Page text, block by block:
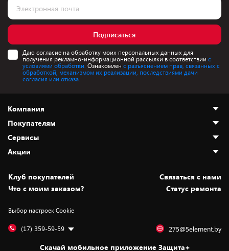
Подписаться
Даю согласие на обработку моих персональных данных для
получения рекламно-информационной рассылки в соответствии с
условиями обработки. Ознакомлен с разъяснением прав, связанных с
обработкой, механизмом их реализации, последствиями дачи
согласия или отказа.
Компания
О нас
Адреса магазинов
Новости
Статьи и обзоры
Вакансии
Дай пять добру!
Покупателям
Как сделать заказ
Оплата и доставка
Безналичный расчёт
Обмен и возврат товара
Обработка персональных данных
Подарочные карты
Сервисы
Установка техники
Для игровых консолей
Для мобильных устройств
Для компьютеров
Акции
Скидки и промокоды
Белорусские товары
Бонусы
Оплата частями
Клуб покупателей
Cвязаться с нами
Что с моим заказом?
Статус ремонта
Выбор настроек Cookie
(17) 359-59-59 275@5element.by
Скачай мобильное приложение Защита+